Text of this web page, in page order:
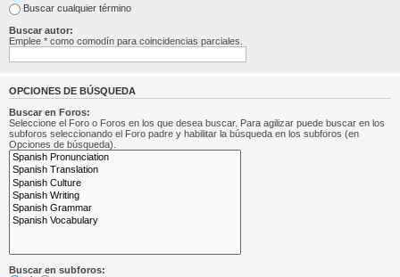
Buscar cualquier término
Buscar autor:
Emplee * como comodín para coincidencias parciales.
OPCIONES DE BÚSQUEDA
Buscar en Foros:
Seleccione el Foro o Foros en los que desea buscar. Para agilizar puede buscar en los
subforos seleccionando el Foro padre y habilitar la búsqueda en los subforos (en
Opciones de búsqueda).
Buscar en subforos: